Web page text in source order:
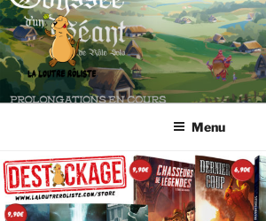
Aller
au
contenu
principal
LA LOUTRE
Editeur de jeux de rôle et boutique en ligne
Menu